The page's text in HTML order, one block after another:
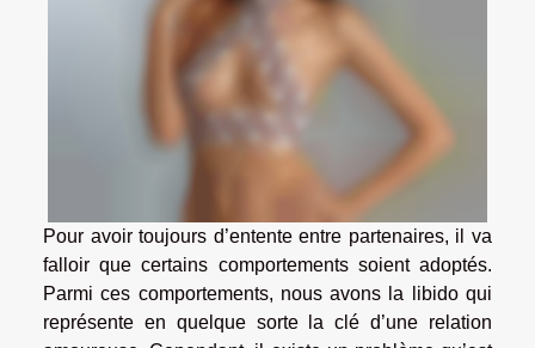
Pour avoir toujours d’entente entre partenaires, il va
falloir que certains comportements soient adoptés.
Parmi ces comportements, nous avons la libido qui
représente en quelque sorte la clé d’une relation